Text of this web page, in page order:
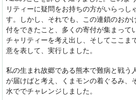
リティーに疑問をお持ちの方がいらっし
す。しかし、それでも、この連鎖のおか
付をできたこと、多くの寄付が集まって
チャリティーを考え出し、そしてここま
意を表して、実行しました。
私の生まれ故郷である熊本で難病と戦う
が届けばと考え、くまモンの着ぐるみ、
水ででチャレンジしました。